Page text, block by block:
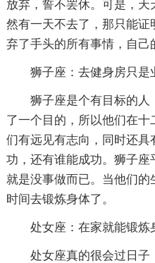
放弃，誓不罢休。可是，
然有一天不去了，那只能
弃了手头的所有事情，自己
狮子座：去健身房只是
狮子座是个有目标的人
了一个目的，所以他们在
们有远见有志向，同时还
功，还有谁能成功。狮子座
就是没事做而已。当他们
时间去锻炼身体了。
处女座：在家就能锻炼
处女座真的很会过日